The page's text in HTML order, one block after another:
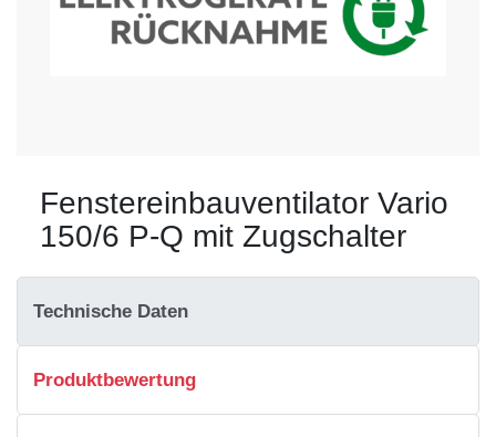
Fenstereinbauventilator Vario
150/6 P-Q mit Zugschalter
Technische Daten
Produktbewertung